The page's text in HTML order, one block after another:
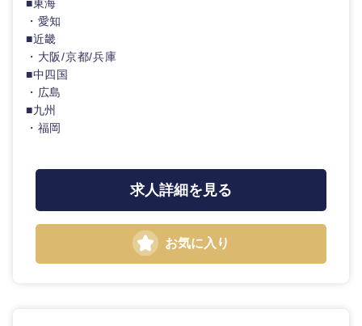
■東海
・愛知
■近畿
・大阪/京都/兵庫
■中四国
・広島
■九州
・福岡
求人詳細を見る
お気に入り